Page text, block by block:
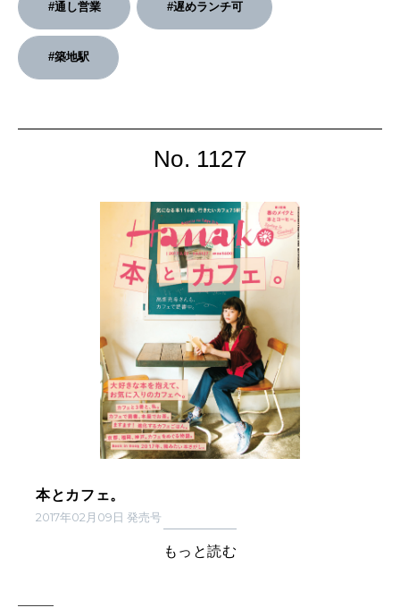
#通し営業 #遅めランチ可
#築地駅
No. 1127
本とカフェ。
2017年02月09日 発売号
もっと読む